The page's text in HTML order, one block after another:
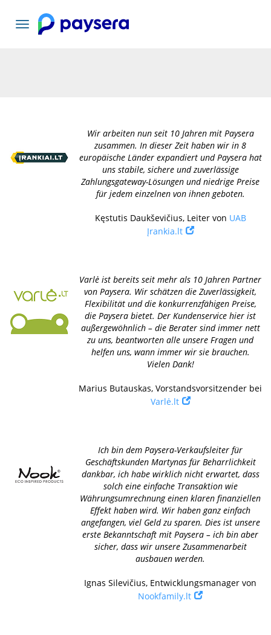
Toggle
navigation
Wir arbeiten nun seit 10 Jahren mit Paysera
zusammen. In dieser Zeit haben wir in 8
europäische Länder expandiert und Paysera hat
uns stabile, sichere und zuverlässige
Zahlungsgateway-Lösungen und niedrige Preise
für jedem einzelnen von ihnen geboten.
Kęstutis Daukševičius, Leiter von UAB
Įrankia.lt
Varlė ist bereits seit mehr als 10 Jahren Partner
von Paysera. Wir schätzen die Zuverlässigkeit,
Flexibilität und die konkurrenzfähigen Preise,
die Paysera bietet. Der Kundenservice hier ist
außergewöhnlich – die Berater sind immer nett
zu uns, beantworten alle unsere Fragen und
helfen uns, wann immer wir sie brauchen.
Vielen Dank!
Marius Butauskas, Vorstandsvorsitzender bei
Varlė.lt
Ich bin dem Paysera-Verkaufsleiter für
Geschäftskunden Martynas für Beharrlichkeit
dankbar, ich habe wirklich nicht erwartet, dass
solch eine einfache Transaktion wie
Währungsumrechnung einen klaren finanziellen
Effekt haben wird. Wir haben ganz einfach
angefangen, viel Geld zu sparen. Dies ist unsere
erste Bekanntschaft mit Paysera – ich bin aber
sicher, dass wir unsere Zusammenarbeit
ausbauen werden.
Ignas Silevičius, Entwicklungsmanager von
Nookfamily.lt